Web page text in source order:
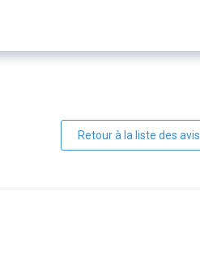
Retour à la liste des avis